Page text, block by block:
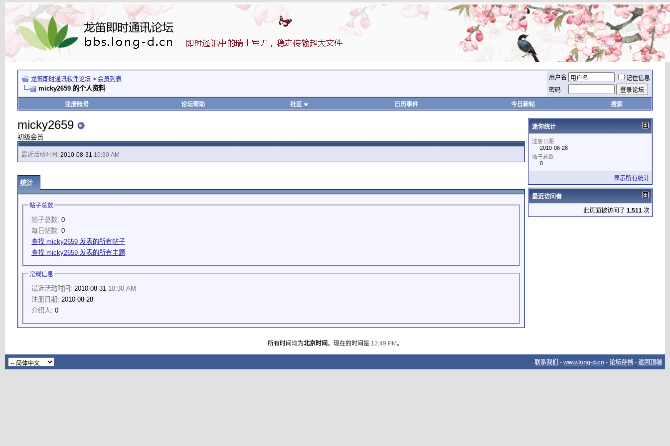
龙笛即时通讯软件论坛 > 会员列表
micky2659 的个人资料
用户名
记住信息
密码
注册账号 论坛帮助 社区 日历事件 今日新帖 搜索
micky2659
初级会员
最近活动时间: 2010-08-31 10:30 AM
统计
帖子总数
帖子总数: 0
每日帖数: 0
查找 micky2659 发表的所有帖子
查找 micky2659 发表的所有主题
常规信息
最近活动时间: 2010-08-31 10:30 AM
注册日期: 2010-08-28
介绍人: 0
迷你统计
注册日期
2010-08-28
帖子总数
0
显示所有统计
最近访问者
此页面被访问了 1,511 次
所有时间均为北京时间。现在的时间是 12:49 PM。
联系我们 - www.long-d.cn - 论坛存档 - 返回顶端